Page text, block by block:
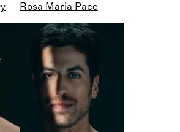
Rosa Maria Pace